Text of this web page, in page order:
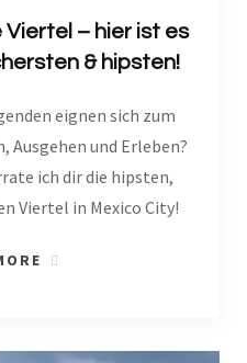
– hier ist es
& hipsten!
eignen sich zum
Ausgehen und Erleben?
ich dir die hipsten,
Viertel in Mexico City!